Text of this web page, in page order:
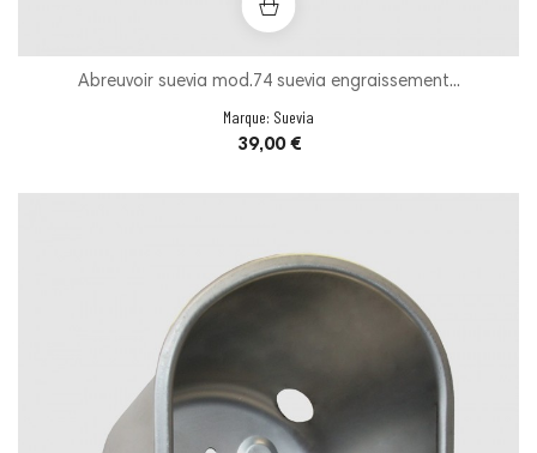
Abreuvoir suevia mod.74 suevia engraissement...
Marque: Suevia
Prix
39,00 €